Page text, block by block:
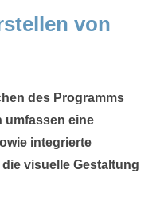
von
des Programms
umfassen eine
integrierte
visuelle Gestaltung